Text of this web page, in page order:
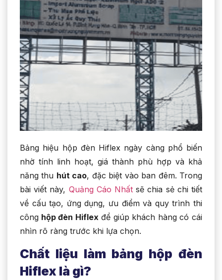
Bảng hiệu hộp đèn Hiflex ngày càng phổ biến
nhờ tính linh hoạt, giá thành phù hợp và khả
năng thu hút cao, đặc biệt vào ban đêm. Trong
bài viết này, Quảng Cáo Nhất sẽ chia sẻ chi tiết
về cấu tạo, ứng dụng, ưu điểm và quy trình thi
công hộp đèn Hiflexđể giúp khách hàng có cái
nhìn rõ ràng trước khi lựa chọn.
Chất liệu làm bảng hộp đèn
Hiflex là gì?